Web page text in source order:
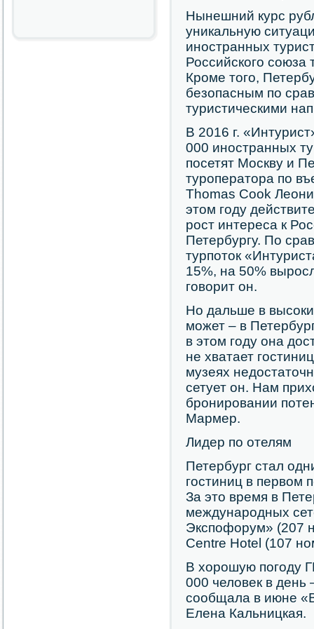
Нынешний курс
уникальную
иностранных
Российского союза
Кроме того,
безопасным по
туристическими
В 2016 г.
000 иностранных
посетят Москву и
туроператора по
Thomas Cook
этом году
рост интереса к
Петербургу. По
турпоток
15%, на 50%
говорит он.
Но дальше в
может – в
в этом году она
не хватает
музеях
сетует он. Нам
бронировании
Мармер.
Лидер по отелям
Петербург стал
гостиниц в первом
За это время в
международных
Экспофорум» (207
Centre Hotel (107
В хорошую погоду
000 человек в день
сообщала в июне
Елена Кальницкая.